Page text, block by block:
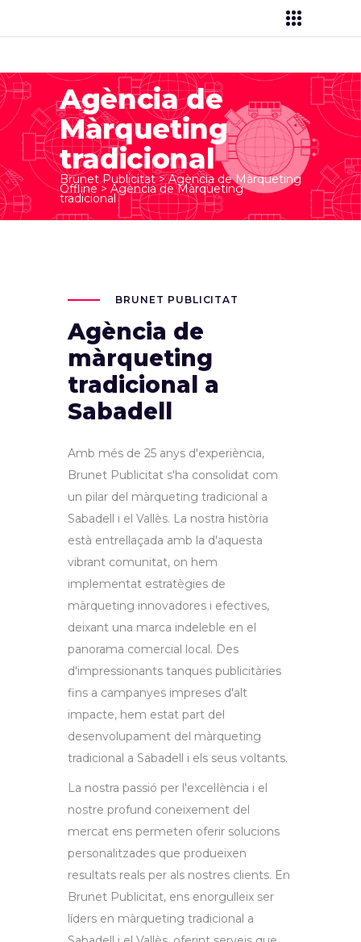
Agència de
Màrqueting
tradicional
Brunet Publicitat>Agència de Màrqueting
Offline> Agència de Màrqueting
tradicional
BRUNET PUBLICITAT
Agència de
màrqueting
tradicional a
Sabadell
Amb més de 25 anys d'experiència,
Brunet Publicitat s'ha consolidat com
un pilar del màrqueting tradicional a
Sabadell i el Vallès. La nostra història
està entrellaçada amb la d'aquesta
vibrant comunitat, on hem
implementat estratègies de
màrqueting innovadores i efectives,
deixant una marca indeleble en el
panorama comercial local. Des
d'impressionants tanques publicitàries
fins a campanyes impreses d'alt
impacte, hem estat part del
desenvolupament del màrqueting
tradicional a Sabadell i els seus voltants.
La nostra passió per l'excel·lència i el
nostre profund coneixement del
mercat ens permeten oferir solucions
personalitzades que produeixen
resultats reals per als nostres clients. En
Brunet Publicitat, ens enorgulleix ser
líders en màrqueting tradicional a